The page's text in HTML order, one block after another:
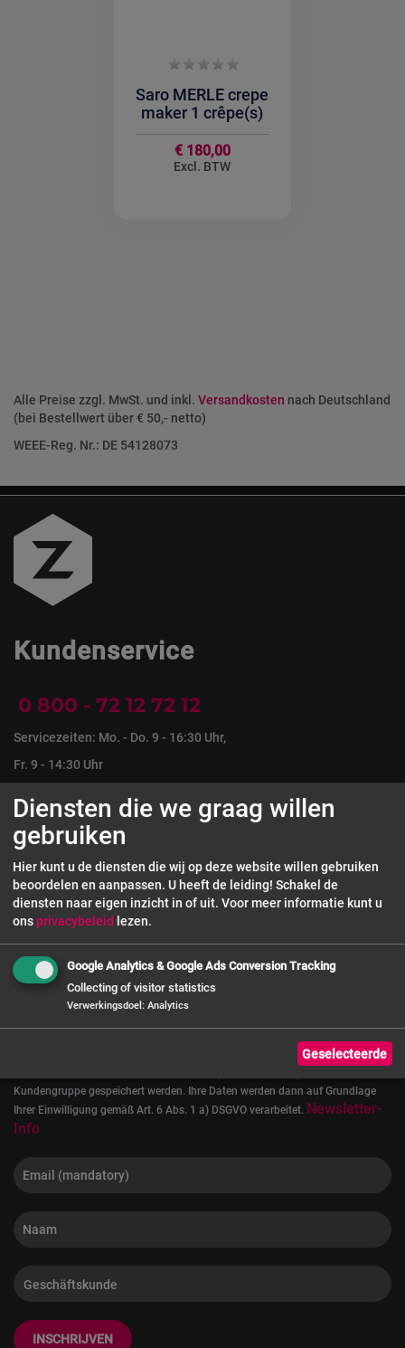
Saro MERLE crepe
maker 1 crêpe(s)
€ 180,00
Alle Preise zzgl. MwSt. und inkl. Versandkosten nach Deutschland
(bei Bestellwert über € 50,- netto)
WEEE-Reg. Nr.: DE 54128073
Kundenservice
0 800 - 72 12 72 12
Servicezeiten: Mo. - Do. 9 - 16:30 Uhr,
Fr. 9 - 14:30 Uhr
Hilfe & Kontakt
VERTRAG WIDERRUFEN
NIEUWSBRIEF
Melde Dich hier zum Newsletter an und sichere Dir einen 5€-
Wenn Sie unseren Newsletter abonnieren, willigen Sie damit ein, dass Ihre
Kundengruppe gespeichert werden. Ihre Daten werden dann auf Grundlage
Ihrer Einwilligung gemäß Art. 6 Abs. 1 a) DSGVO verarbeitet. Newsletter-
Info
INSCHRIJVEN
Diensten die we graag willen
gebruiken
Hier kunt u de diensten die wij op deze website willen gebruiken
beoordelen en aanpassen. U heeft de leiding! Schakel de
diensten naar eigen inzicht in of uit. Voor meer informatie kunt u
onsprivacybeleid lezen.
Google Analytics & Google Ads Conversion Tracking
Collecting of visitor statistics
Verwerkingsdoel : Analytics
Geselecteerde